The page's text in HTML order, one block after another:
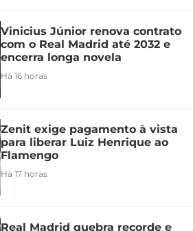
Vinicius Júnior renova contrato
com o Real Madrid até 2032 e
encerra longa novela
Há 16 horas
Zenit exige pagamento à vista
para liberar Luiz Henrique ao
Flamengo
Há 17 horas
Real Madrid quebra recorde e